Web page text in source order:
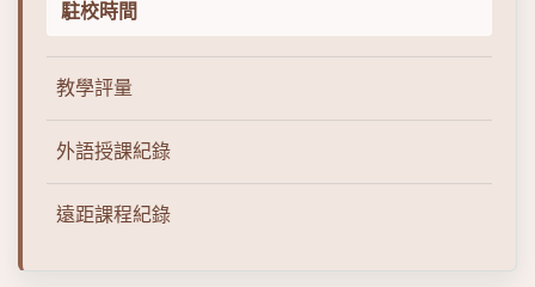
駐校時間
教學評量
外語授課紀錄
遠距課程紀錄